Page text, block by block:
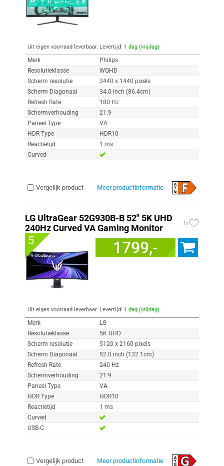
Uit eigen voorraad leverbaar. Levertijd: 1 dag (vrijdag)
Merk
Philips
Resolutieklasse
WQHD
Scherm resolutie
3440 x 1440 pixels
Scherm Diagonaal
34.0 inch (86.4cm)
Refresh Rate
180 Hz
Schermverhouding
21:9
Paneel Type
VA
HDR Type
HDR10
Reactietijd
1 ms
Curved
Vergelijk product Meer productinformatie
LG UltraGear 52G930B-B 52" 5K UHD
240Hz Curved VA Gaming Monitor
1x
5 1799,-
Uit eigen voorraad leverbaar. Levertijd: 1 dag (vrijdag)
Merk
LG
Resolutieklasse
5K UHD
Scherm resolutie
5120 x 2160 pixels
Scherm Diagonaal
52.0 inch (132.1cm)
Refresh Rate
240 Hz
Schermverhouding
21:9
Paneel Type
VA
HDR Type
HDR10
Reactietijd
1 ms
Curved
USB-C
Vergelijk product Meer productinformatie